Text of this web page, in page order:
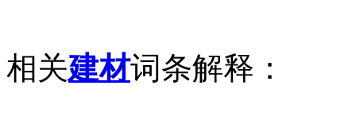
相关建材词条解释：